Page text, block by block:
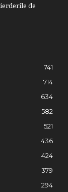
de
741
714
634
582
521
436
424
379
294